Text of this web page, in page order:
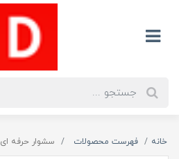
خانه فهرست محصولات سشوار حرفه ای 2100 وات پرومکس مدل 7210